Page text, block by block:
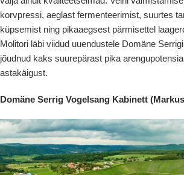
korvpressi, aeglast fermenteerimist, suurtes
küpsemist ning pikaaegsest pärmisettel
Molitori läbi viidud uuendustele Domäne
jõudnud kaks suurepärast pika
astakäigust.
Domäne Serrig Vogelsang Kabinett